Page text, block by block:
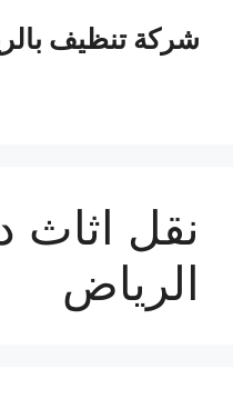
شركة تنظيف
نقل اثاث
الرياض